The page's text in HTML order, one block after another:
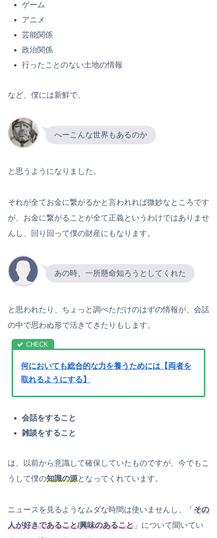
ゲーム
アニメ
芸能関係
政治関係
行ったことのない土地の情報
など、僕には新鮮で、
へーこんな世界もあるのか
と思うようになりました。
それが全てお金に繋がるかと言われれば微妙なところです
が、お金に繋がることが全て正義というわけではありませ
んし、回り回って僕の財産にもなります。
あの時、一所懸命知ろうとしてくれた
と思われたり、ちょっと調べただけのはずの情報が、会話
の中で思わぬ形で活きてきたりもします。
何においても総合的な力を養うためには【両者を
取れるようにする】
会話をすること
雑談をすること
は、以前から意識して確保していたものですが、今でもこ
うして僕の知識の源となってくれています。
ニュースを見るようなムダな時間は使いませんし、「 その
人が好きであること/興味のあること 」について聞いてい